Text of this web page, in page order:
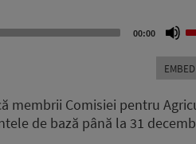
00:00
membrii Comisiei pentru
de bază până la 31